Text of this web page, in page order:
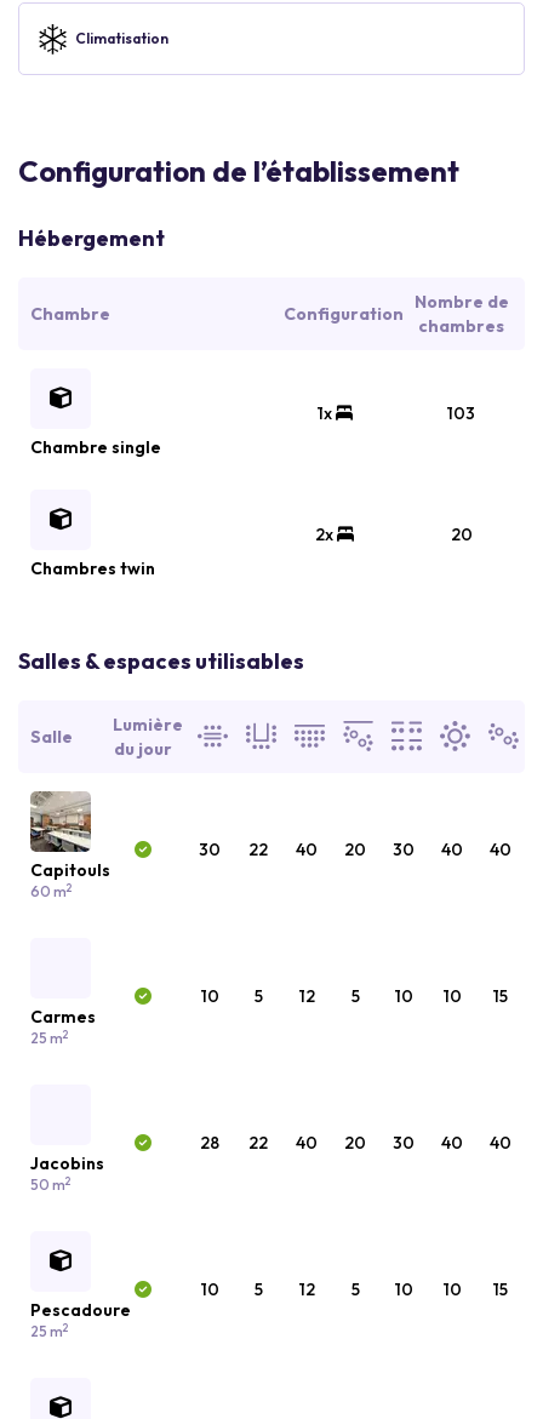
Climatisation
Configuration de l’établissement
Hébergement
Chambre Configuration
Nombre de
chambres
Chambre single
1x 103
Chambres twin
2x 20
Salles & espaces utilisables
Salle
Lumière
du jour
Capitouls
60 m2
30 22 40 20 30 40 40
Carmes
25 m2
10 5 12 5 10 10 15
Jacobins
50 m2
28 22 40 20 30 40 40
Pescadoure
25 m2
10 5 12 5 10 10 15